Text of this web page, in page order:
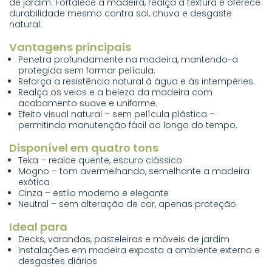
durabilidade mesmo contra sol, chuva e desgaste
natural.
Vantagens principais
Penetra profundamente na madeira, mantendo-a
protegida sem formar película.
Reforça a resistência natural à água e às intempéries.
Realça os veios e a beleza da madeira com
acabamento suave e uniforme.
Efeito visual natural – sem película plástica –
permitindo manutenção fácil ao longo do tempo.
Disponível em quatro tons
Teka – realce quente, escuro clássico
Mogno – tom avermelhando, semelhante a madeira
exótica
Cinza – estilo moderno e elegante
Neutral – sem alteração de cor, apenas proteção
Ideal para
Decks, varandas, pasteleiras e móveis de jardim
Instalações em madeira exposta a ambiente externo e
desgastes diários